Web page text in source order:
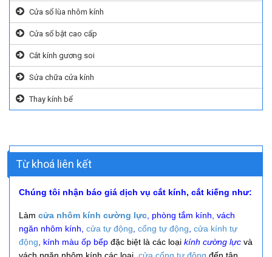
Cửa sổ lùa nhôm kính
Cửa sổ bật cao cấp
Cắt kính gương soi
Sửa chữa cửa kính
Thay kính bể
Từ khoá liên kết
Chúng tôi nhận báo giá dịch vụ cắt kính, cắt kiếng như:
Làm cửa nhôm kính cường lực, phòng tắm kính, vách
ngăn nhôm kính, cửa tự động, cổng tự động, cửa kính tự
động, kính màu ốp bếp đặc biệt là các loại kính cường lực và